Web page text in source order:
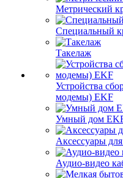
Метрический
Специальный
Такелаж
Устройства
модемы) EKF
Умный дом
Аксессуары
Аудио-видео